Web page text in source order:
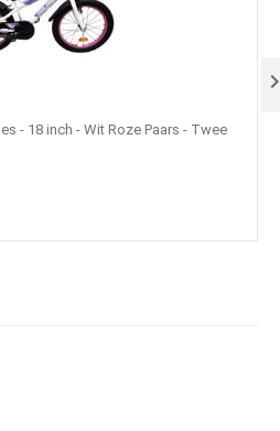
Nein
Schoolfiets, Stadsfiets
- 18 inch - Wit Roze Paars - Twee